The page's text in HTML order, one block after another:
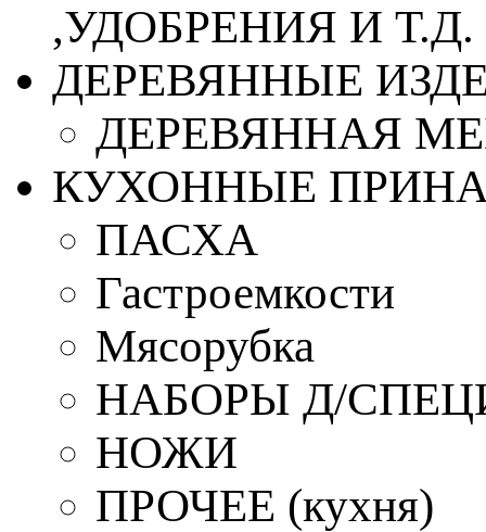
,УДОБРЕНИЯ И Т.Д.
ДЕРЕВЯННЫЕ
ДЕРЕВЯННАЯ
КУХОННЫЕ
ПАСХА
Гастроемкости
Мясорубка
НАБОРЫ Д/
НОЖИ
ПРОЧЕЕ (кухня)